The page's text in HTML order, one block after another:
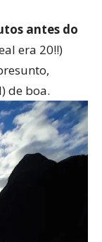
antes do
era 20!!)
de boa.